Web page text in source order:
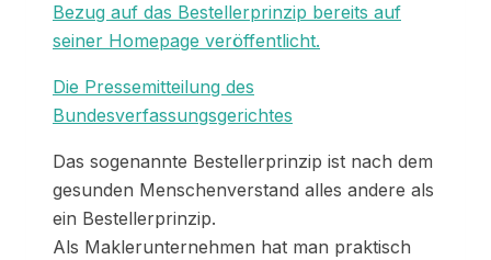
Bezug auf das Bestellerprinzip bereits auf
seiner Homepage veröffentlicht.
Die Pressemitteilung des
Bundesverfassungsgerichtes
Das sogenannte Bestellerprinzip ist nach dem
gesunden Menschenverstand alles andere als
ein Bestellerprinzip.
Als Maklerunternehmen hat man praktisch